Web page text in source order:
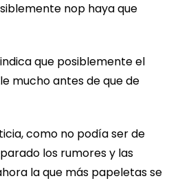
nop haya que
que posiblemente el
mucho antes de que de
como no podía ser de
los rumores y las
la que más papeletas se